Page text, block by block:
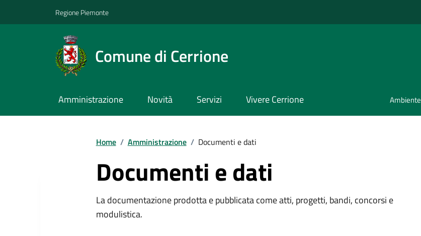
Regione Piemonte
Comune di Cerrione
Amministrazione Novità Servizi Vivere Cerrione Ambiente
Home / Amministrazione / Documenti e dati
Documenti e dati
La documentazione prodotta e pubblicata come atti, progetti, bandi, concorsi e
modulistica.